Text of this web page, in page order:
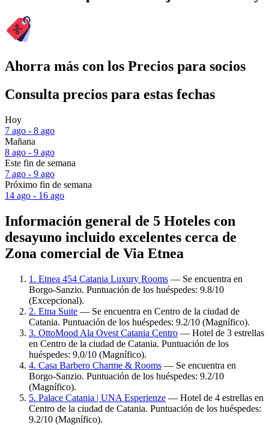
Ahorra más con los Precios para socios
Consulta precios para estas fechas
Hoy
7 ago - 8 ago
Mañana
8 ago - 9 ago
Este fin de semana
7 ago - 9 ago
Próximo fin de semana
14 ago - 16 ago
Información general de 5 Hoteles con
desayuno incluido excelentes cerca de
Zona comercial de Via Etnea
1. Etnea 454 Catania Luxury Rooms — Se encuentra en
Borgo-Sanzio. Puntuación de los huéspedes: 9.8/10
(Excepcional).
2. Etna Suite — Se encuentra en Centro de la ciudad de
Catania. Puntuación de los huéspedes: 9.2/10 (Magnífico).
3. OttoMood Ala Ovest Catania Centro — Hotel de 3 estrellas
en Centro de la ciudad de Catania. Puntuación de los
huéspedes: 9.0/10 (Magnífico).
4. Casa Barbero Charme & Rooms — Se encuentra en
Borgo-Sanzio. Puntuación de los huéspedes: 9.2/10
(Magnífico).
5. Palace Catania | UNA Esperienze — Hotel de 4 estrellas en
Centro de la ciudad de Catania. Puntuación de los huéspedes:
9.2/10 (Magnífico).